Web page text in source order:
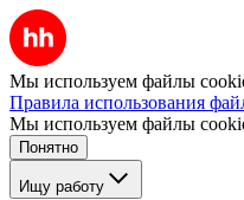
Мы используем файлы
Правила использования
Мы используем файлы
Понятно
Ищу работу